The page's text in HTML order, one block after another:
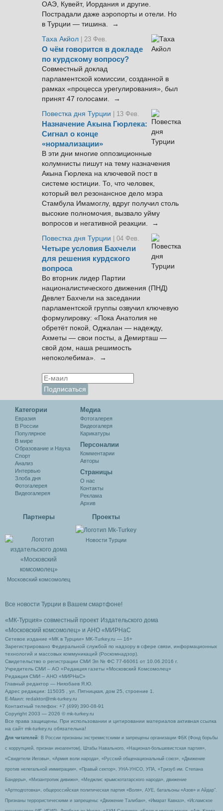
ОАЭ, Кувейт, Иордания и другие.
Пострадали даже аэропорты и отели. Но
в Турции — тишина. →
Таха Акйол | 23 Фев.
О чём говорится в докладе
по курдскому вопросу?
Совместный доклад
парламентской комиссии, созданной в
рамках «процесса урегулирования», был
принят 47 голосами. →
Повестка дня Турции
| 13 Фев.
Назначение Акына Гюрлека:
Сигнал о конце
«нормализации»
В эти дни многие оппозиционные
колумнисты пишут на тему назначения
Акына Гюрлека на ключевой пост в
системе юстиции. То, что человек,
который вел резонансное дело мэра
Стамбула Имамоглу, вдруг получил столь
высокие полномочия, вызвало уйму
вопросов и негативной реакции. →
Повестка дня Турции
| 04 Фев.
Четыре условия Бахчели
для решения курдского
вопроса
Во вторник лидер Партии
националистического движения (ПНД)
Девлет Бахчели на заседании
парламентской группы озвучил ключевую
формулировку: «Пока Анатолия не
обретёт покой, Оджалан — надежду,
Ахметы — свои посты, а Демирташ —
свой дом, наша решимость
непоколебима». →
Категории
Евразия
В России
Популярное
В мире
Образование и Наука
Спорт
Анализ
Интервью
Злоба дня
Фотогалерея
Видеогалерея
Медиа
Фотогалерея
Видеогалеря
Карикатуры
Персоналии
Комментарии
Авторы
Cтраницы
О нас
Контакты
Реклама
Архив
Партнеры
Московский комсомолец
Проекты
Новости Турции
Все новости Турции в Вашем смартфоне!
«МК-Турция» совместный проект Издательского дома
«Московский комсомолец» и АНО «МИРНаС
Сетевое издание «МК в Турции» MK-Turkey.ru — 16+
Зарегистрировано Федеральной службой по надзору в сфере связи, информационных
технологий и массовых коммуникаций (Роскомнадзор).
Свидетельство о регистрации СМИ Эл № ФС 77-66061 от 10.06.2016 г.
Учредитель СМИ – АО «Редакция газеты «Московский Комсомолец»
Редакция СМИ – АНО «МИРНаС»
Главный редактор — Ниязбаев Я.Ю.
Адрес редакции: 115035 , ул. Пятницкая, дом 25, строение 1.
Е-Маил: redaktor@mk-turkey.ru
Контактный телефон: +7 (499) 390-08-91
Copyright 2003 — 2026 © mk-turkey.ru
Все права защищены. При использовании и цитировании материалов активная ссылка
на сайт mk-turkey.ru обязательна!
Для читателей : В России признаны экстремистскими и запрещены организации ФБК (Фонд борьбы
с коррупцией, признан иноагентом), Штабы Навального, «Национал-большевистская партия»,
«Свидетели Иеговы», «Армия воли народа», «Русский общенациональный союз», «Движение
против нелегальной иммиграции», «Правый сектор», УНА-УНСО, УПА, «Тризуб им. Степана
Бандеры», «Мизантропик дивижн», «Меджлис крымскотатарского народа», движение
«Артподготовка», общероссийская политическая партия «Воля», АУЕ, батальоны «Азов» и Айдар″.
Признаны террористическими и запрещены: «Движение Талибан», «Имарат Кавказ», «Исламское